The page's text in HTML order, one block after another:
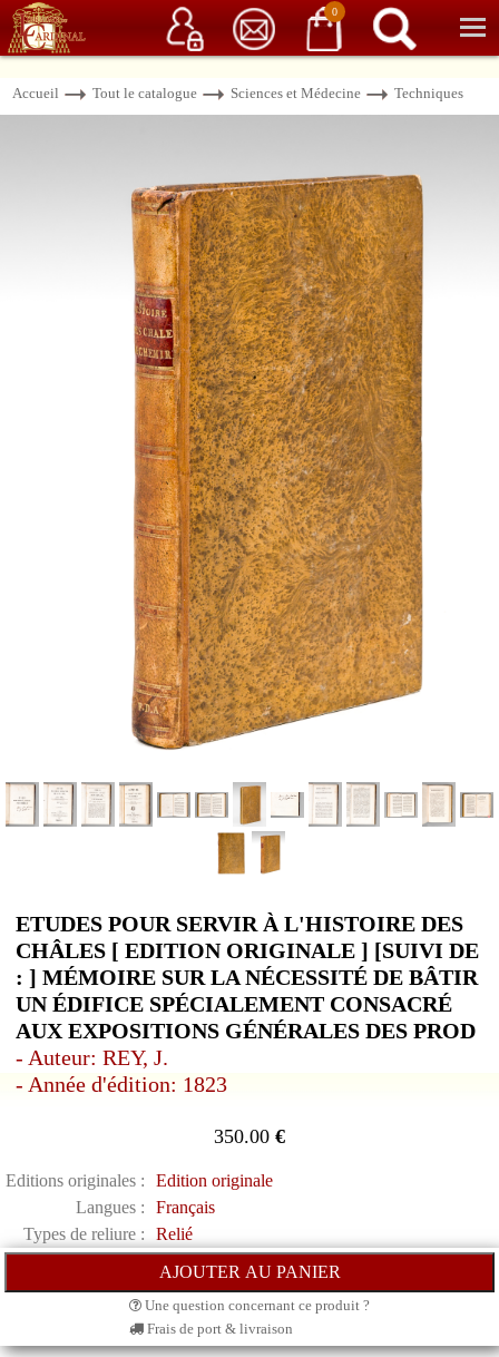
0
Service client 06 15 37 15 37 Librairie de livres anciens & rares
Accueil Tout le catalogue Sciences et Médecine Techniques
ETUDES POUR SERVIR À L'HISTOIRE DES
CHÂLES [ EDITION ORIGINALE ] [SUIVI DE
: ] MÉMOIRE SUR LA NÉCESSITÉ DE BÂTIR
UN ÉDIFICE SPÉCIALEMENT CONSACRÉ
AUX EXPOSITIONS GÉNÉRALES DES PROD
- Auteur: REY, J.
- Année d'édition: 1823
350.00 €
Editions originales :
Edition originale
Langues :
Français
Types de reliure :
Relié
Une question concernant ce produit ?
Frais de port & livraison